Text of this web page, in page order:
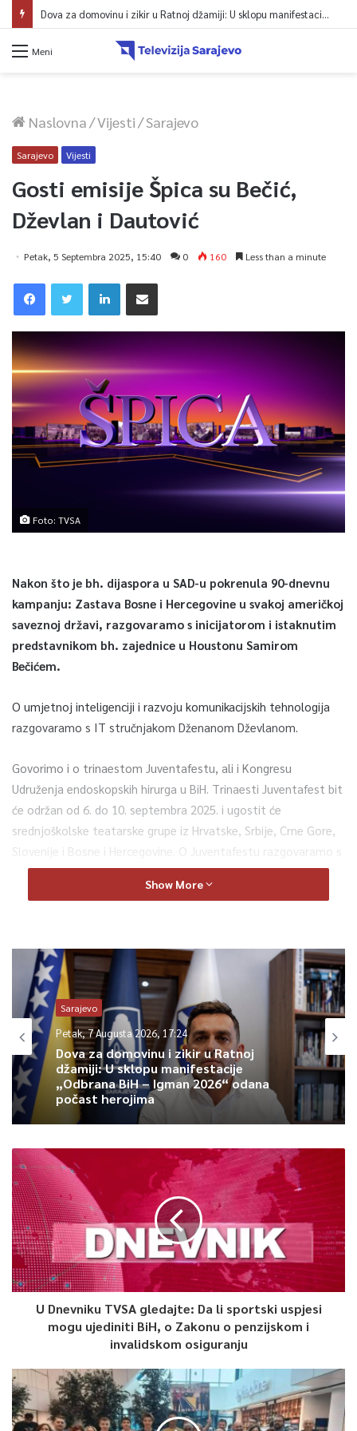
Dova za domovinu i zikir u Ratnoj džamiji: U sklopu manifestacije „Odbrana BiH – Igman 2026“ odana počast herojima
Meni
Naslovna/Vijesti/Sarajevo
Sarajevo Vijesti
Gosti emisije Špica su Bečić,
Dževlan i Dautović
Petak, 5 Septembra 2025, 15:40 0 160 Less than a minute
Foto: TVSA
Nakon što je bh. dijaspora u SAD-u pokrenula 90-dnevnu
kampanju: Zastava Bosne i Hercegovine u svakoj američkoj
saveznoj državi, razgovaramo s inicijatorom i istaknutim
predstavnikom bh. zajednice u Houstonu Samirom
Bečićem.
O umjetnoj inteligenciji i razvoju komunikacijskih tehnologija
razgovaramo s IT stručnjakom Dženanom Dževlanom.
Govorimo i o trinaestom Juventafestu, ali i Kongresu
Udruženja endoskopskih hirurga u BiH. Trinaesti Juventafest bit
će održan od 6. do 10. septembra 2025. i ugostit će
srednjoškolske teatarske grupe iz Hrvatske, Srbije, Crne Gore,
Slovenije i Bosne i Hercegovine. O Juventafestu razgovaramo s
Adnom Dautović, selektoricom.
0
Article Rating
Show More
Sarajevo
Petak, 7 Augusta 2026, 17:24
Dova za domovinu i zikir u Ratnoj
džamiji: U sklopu manifestacije
„Odbrana BiH – Igman 2026“ odana
počast herojima
U Dnevniku TVSA gledajte: Da li sportski uspjesi
mogu ujediniti BiH, o Zakonu o penzijskom i
invalidskom osiguranju